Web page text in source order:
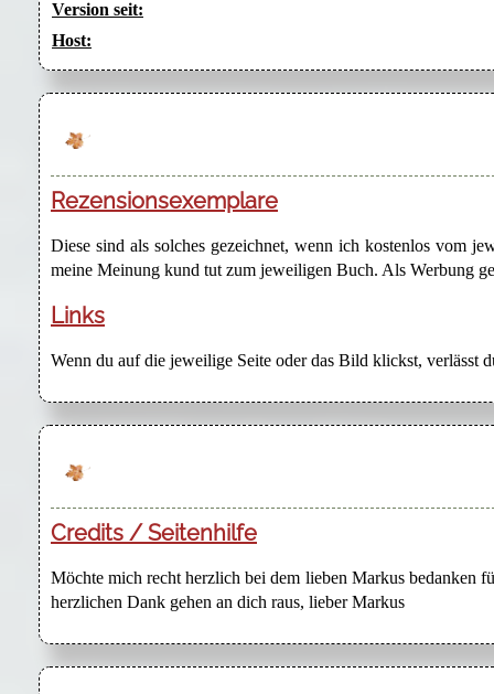
Version seit:
Host:
Rezensionsexemplare
Diese sind als solches gezeichnet, wenn ich kostenlos vom
meine Meinung kund tut zum jeweiligen Buch. Als Werbung
Links
Wenn du auf die jeweilige Seite oder das Bild klickst, verlässt
Credits / Seitenhilfe
Möchte mich recht herzlich bei dem lieben Markus bedanken
herzlichen Dank gehen an dich raus, lieber Markus